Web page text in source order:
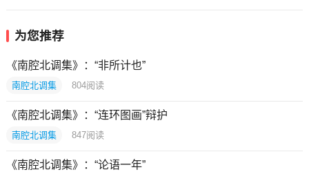
为您推荐
《南腔北调集》：“非所计也”
南腔北调集 804阅读
《南腔北调集》：“连环图画”辩护
南腔北调集 847阅读
《南腔北调集》：“论语一年”